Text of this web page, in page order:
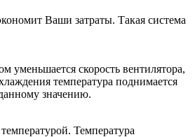
Ваши затраты. Такая система
уменьшается скорость вентилятора,
температура поднимается
значению.
Температура